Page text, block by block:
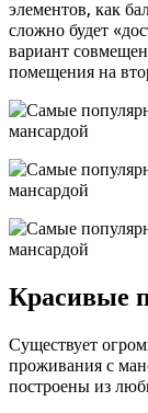
элементов, как
сложно будет
вариант
помещения на
Красивые
Существует
проживания с
построены из